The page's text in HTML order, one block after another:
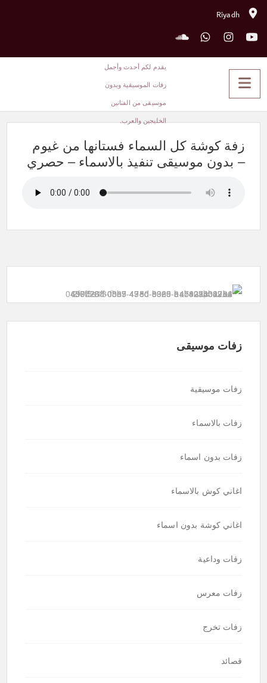
Riyadh
زفة كوشة كل السماء فستانها من
– حصري
زفة كوشة كل السماء فستانها من غيوم
– بدون موسيقى تنفيذ بالاسماء – حصري
زفات موسيقى
زفات موسيقية
زفات بالاسماء
زفات بدون اسماء
اغاني كوش بالاسماء
اغاني كوشة بدون اسماء
زفات وداعية
زفات معرس
زفات تخرج
قصائد